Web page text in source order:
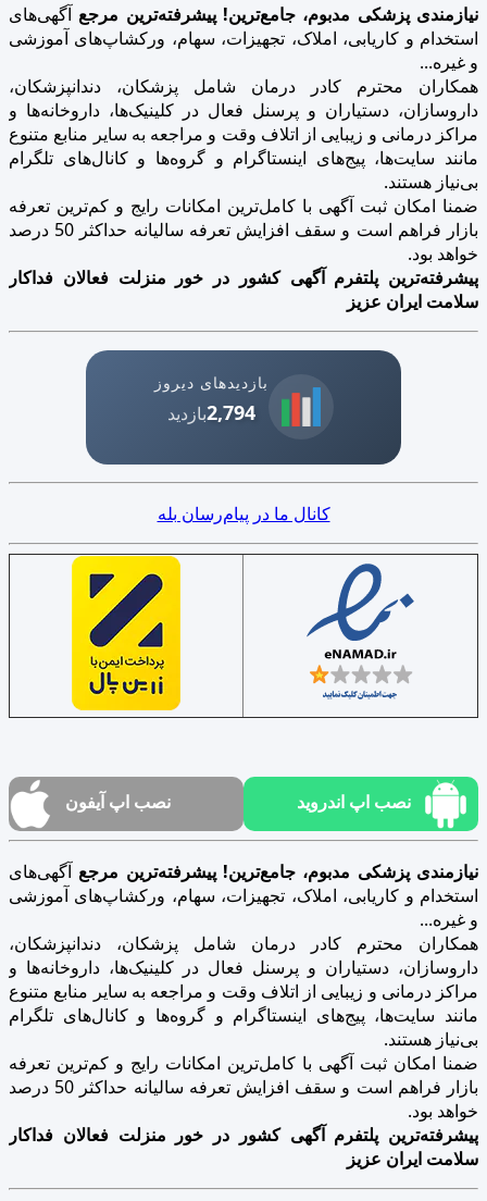
نیازمندی پزشکی مدبوم، جامع‌ترین! پیشرفته‌ترین مرجع آگهی‌های
استخدام و کاریابی، املاک، تجهیزات، سهام، ورکشاپ‌های آموزشی
و غیره...
همکاران محترم کادر درمان شامل پزشکان، دندانپزشکان،
داروسازان، دستیاران و پرسنل فعال در کلینیک‌ها، داروخانه‌ها و
مراکز درمانی و زیبایی از اتلاف وقت و مراجعه به سایر منابع متنوع
مانند سایت‌ها، پیج‌های اینستاگرام و گروه‌ها و کانال‌های تلگرام
بی‌نیاز هستند.
ضمنا امکان ثبت آگهی با کامل‌ترین امکانات رایج و کم‌ترین تعرفه
بازار فراهم است و سقف افزایش تعرفه سالیانه حداکثر 50 درصد
خواهد بود.
پیشرفته‌ترین پلتفرم آگهی کشور در خور منزلت فعالان فداکار
سلامت ایران عزیز
بازدیدهای دیروز
2,794بازدید
کانال ما در پیام‌رسان بله
نصب اپ اندروید نصب اپ آیفون
نیازمندی پزشکی مدبوم، جامع‌ترین! پیشرفته‌ترین مرجع آگهی‌های
استخدام و کاریابی، املاک، تجهیزات، سهام، ورکشاپ‌های آموزشی
و غیره...
همکاران محترم کادر درمان شامل پزشکان، دندانپزشکان،
داروسازان، دستیاران و پرسنل فعال در کلینیک‌ها، داروخانه‌ها و
مراکز درمانی و زیبایی از اتلاف وقت و مراجعه به سایر منابع متنوع
مانند سایت‌ها، پیج‌های اینستاگرام و گروه‌ها و کانال‌های تلگرام
بی‌نیاز هستند.
ضمنا امکان ثبت آگهی با کامل‌ترین امکانات رایج و کم‌ترین تعرفه
بازار فراهم است و سقف افزایش تعرفه سالیانه حداکثر 50 درصد
خواهد بود.
پیشرفته‌ترین پلتفرم آگهی کشور در خور منزلت فعالان فداکار
سلامت ایران عزیز